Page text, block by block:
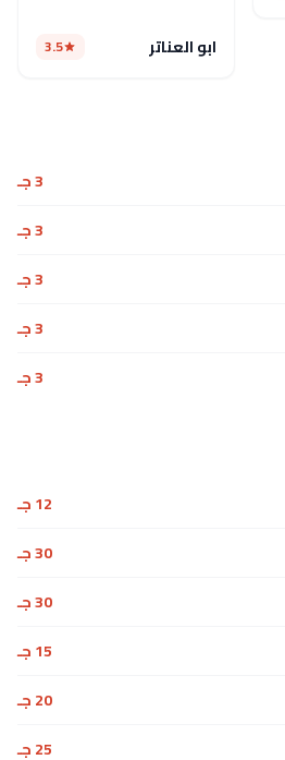
ابو العناتر 3.5
3 جـ
3 جـ
3 جـ
3 جـ
3 جـ
12 جـ
30 جـ
30 جـ
15 جـ
20 جـ
25 جـ